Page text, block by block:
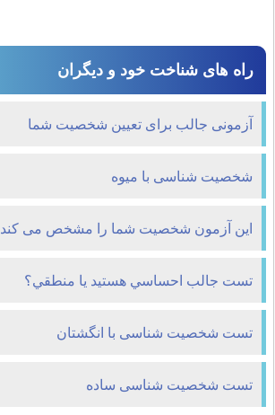
راه های شناخت خود و دیگران
آزمونی جالب برای تعیین شخصیت شما
شخصیت شناسی با میوه
این آزمون شخصیت شما را مشخص می کند
تست جالب احساسي هستيد يا منطقي؟
تست شخصیت شناسی با انگشتان
تست شخصیت شناسی ساده